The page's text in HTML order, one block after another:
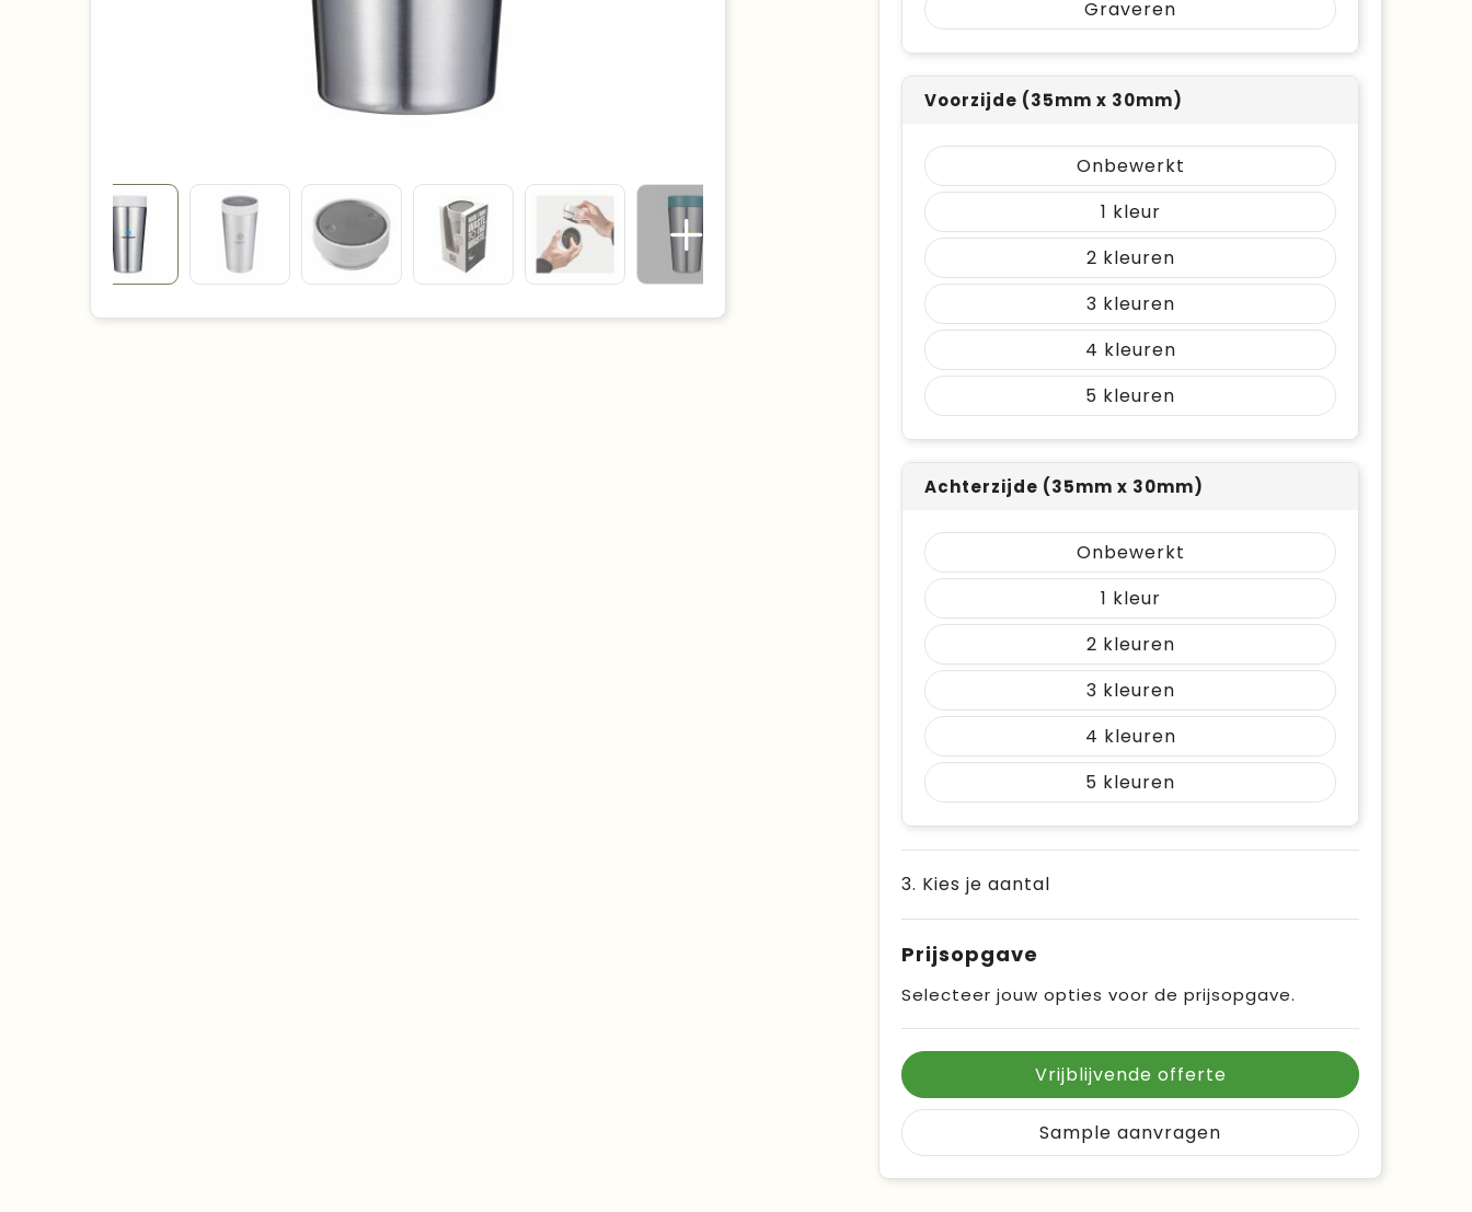
Graveren
Voorzijde (35mm x 30mm)
Onbewerkt
1
2
3
4
5
Achterzijde (35mm x 30mm)
Onbewerkt
1
2
3
4
5
3. Kies je aantal
Prijsopgave
Selecteer jouw opties voor de prijsopgave.
Vrijblijvende offerte
Sample aanvragen